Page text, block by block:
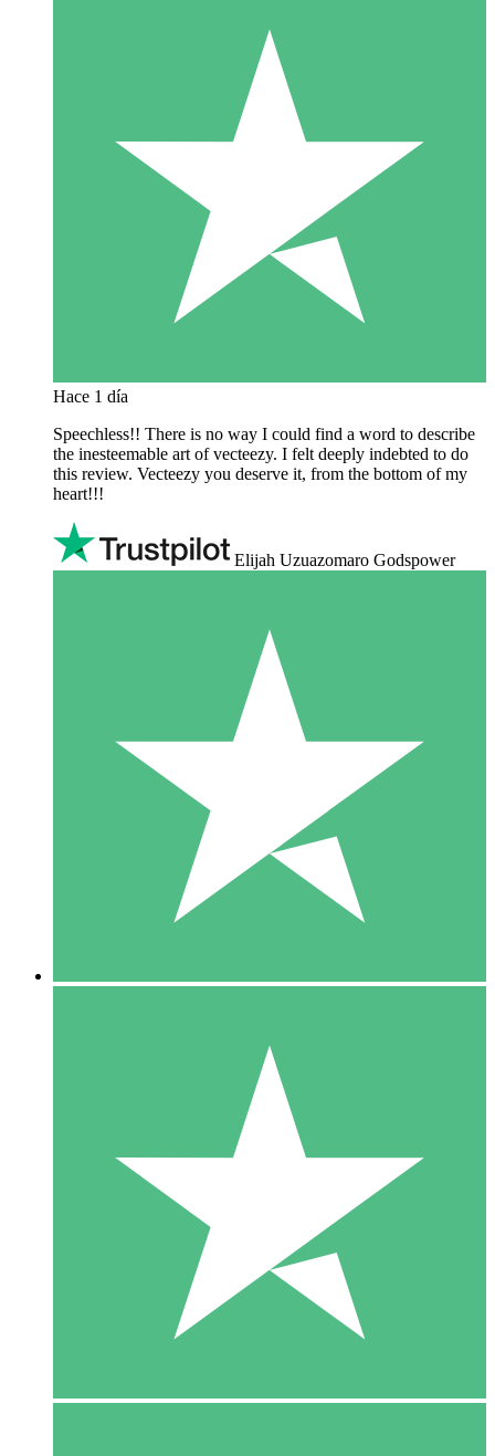
Hace 1 día
Speechless!! There is no way I could find a word to describe
the inesteemable art of vecteezy. I felt deeply indebted to do
this review. Vecteezy you deserve it, from the bottom of my
heart!!!
Elijah Uzuazomaro Godspower